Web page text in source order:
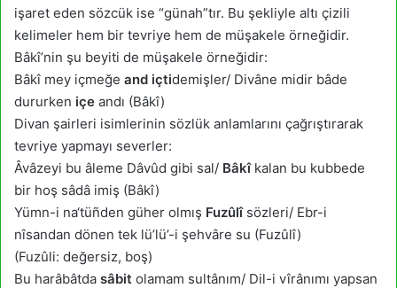
işaret eden sözcük ise “günah”tır. Bu şekliyle altı çizili
kelimeler hem bir tevriye hem de müşakele örneğidir.
Bâkî’nin şu beyiti de müşakele örneğidir:
Bâkî mey içmeğe and içtidemişler/ Divâne midir bâde
dururken içe andı (Bâkî)
Divan şairleri isimlerinin sözlük anlamlarını çağrıştırarak
tevriye yapmayı severler:
Âvâzeyi bu âleme Dâvûd gibi sal/ Bâkîkalan bu kubbede
bir hoş sâdâ imiş (Bâkî)
Yümn-i na‘tüñden güher olmış Fuzûlî sözleri/ Ebr-i
nîsandan dönen tek lü’lü’-i şehvâre su (Fuzûlî)
(Fuzûli: değersiz, boş)
Bu harâbâtda sâbit olamam sultânım/ Dil-i vîrânımı yapsan